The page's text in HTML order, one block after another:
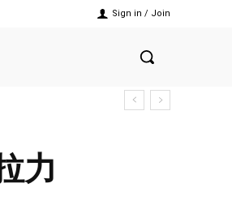
Sign in / Join
力